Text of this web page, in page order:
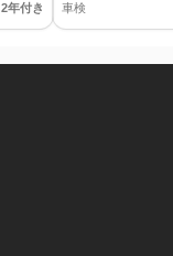
2年付き 車検